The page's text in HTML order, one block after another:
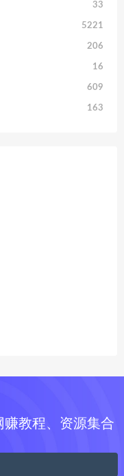
33
5221
206
16
609
163
教程、资源集合